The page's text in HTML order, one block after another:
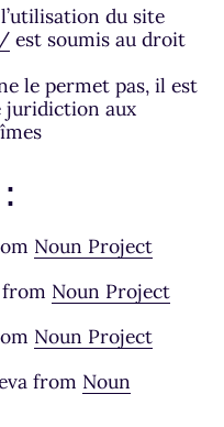
du site
est soumis au droit
le permet pas, il est
juridiction aux
Noun Project(nouvel
Noun Project
Noun Project(nouvel
from Noun